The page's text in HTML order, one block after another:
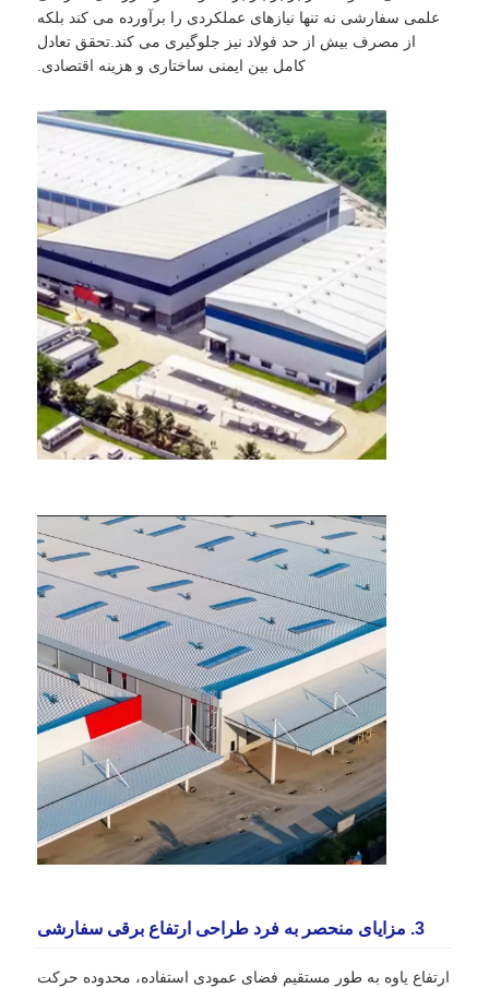
علمی سفارشی نه تنها نیازهای عملکردی را برآورده می کند بلکه
از مصرف بیش از حد فولاد نیز جلوگیری می کند.تحقق تعادل
کامل بین ایمنی ساختاری و هزینه اقتصادی.
3. مزایای منحصر به فرد طراحی ارتفاع برقی سفارشی
ارتفاع یاوه به طور مستقیم فضای عمودی استفاده، محدوده حرکت